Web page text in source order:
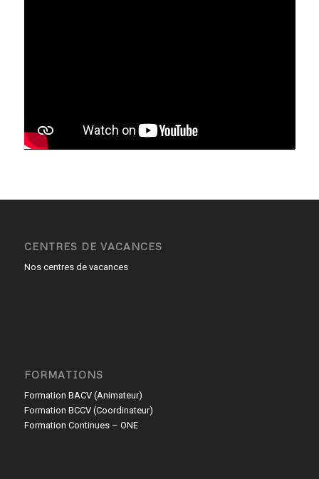
CENTRES DE VACANCES
Nos centres de vacances
FORMATIONS
Formation BACV (Animateur)
Formation BCCV (Coordinateur)
Formation Continues – ONE